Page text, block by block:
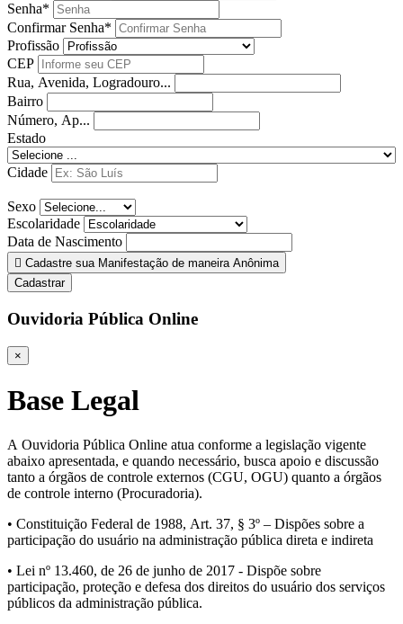
Senha*
Confirmar Senha*
Profissão
CEP
Rua, Avenida, Logradouro...
Bairro
Número, Ap...
Estado
Cidade
Sexo
Escolaridade
Data de Nascimento
Cadastre sua Manifestação de maneira Anônima
Cadastrar
Ouvidoria Pública Online
×
Base Legal
A Ouvidoria Pública Online atua conforme a legislação vigente
abaixo apresentada, e quando necessário, busca apoio e discussão
tanto a órgãos de controle externos (CGU, OGU) quanto a órgãos
de controle interno (Procuradoria).
• Constituição Federal de 1988, Art. 37, § 3º – Dispões sobre a
participação do usuário na administração pública direta e indireta
• Lei nº 13.460, de 26 de junho de 2017 - Dispõe sobre
participação, proteção e defesa dos direitos do usuário dos serviços
públicos da administração pública.